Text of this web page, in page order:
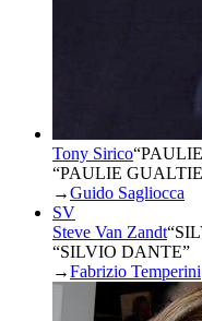
Tony Sirico“
“PAULIE
→Guido Sagliocca
SV
Steve Van Zandt“
“SILVIO DANTE”
→Fabrizio Temperini